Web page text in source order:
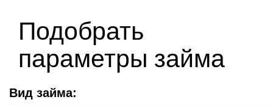
Подобрать
параметры займа
Вид займа: